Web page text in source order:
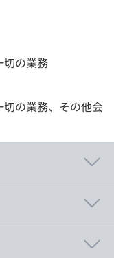
切の業務
の業務、その他会
見をもとに、人事